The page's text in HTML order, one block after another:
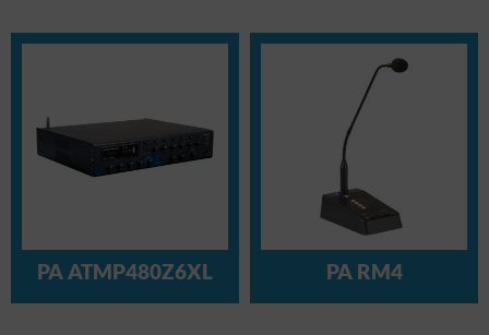
PA ATMP480Z6XL PA RM4